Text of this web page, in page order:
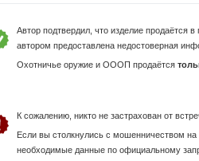
ДР-О
Москва
Звоните, отвечу на вопросы!
2E
Автор подтвердил, что изделие продаётся
автором предоставлена недостоверная
Охотничье оружие и ОООП продаётся
К сожалению, никто не застрахован от
Если вы столкнулись с мошенничеством
необходимые данные по официальному